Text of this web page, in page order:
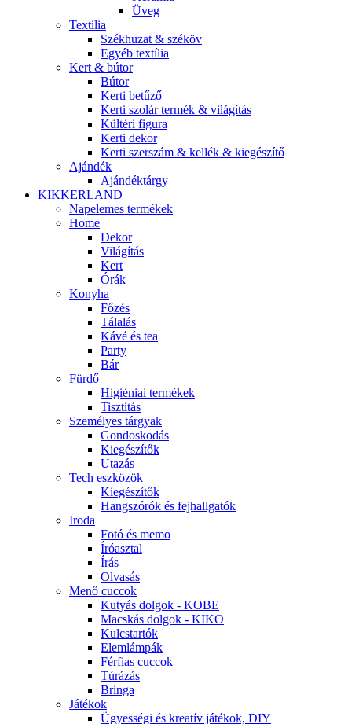
Üveg
Textília
Székhuzat & széköv
Egyéb textília
Kert & bútor
Bútor
Kerti betűző
Kerti szolár termék & világítás
Kültéri figura
Kerti dekor
Kerti szerszám & kellék & kiegészítő
Ajándék
Ajándéktárgy
KIKKERLAND
Napelemes termékek
Home
Dekor
Világítás
Kert
Órák
Konyha
Főzés
Tálalás
Kávé és tea
Party
Bár
Fürdő
Higiéniai termékek
Tisztítás
Személyes tárgyak
Gondoskodás
Kiegészítők
Utazás
Tech eszközök
Kiegészítők
Hangszórók és fejhallgatók
Iroda
Fotó és memo
Íróasztal
Írás
Olvasás
Menő cuccok
Kutyás dolgok - KOBE
Macskás dolgok - KIKO
Kulcstartók
Elemlámpák
Férfias cuccok
Túrázás
Bringa
Játékok
Ügyességi és kreatív játékok, DIY